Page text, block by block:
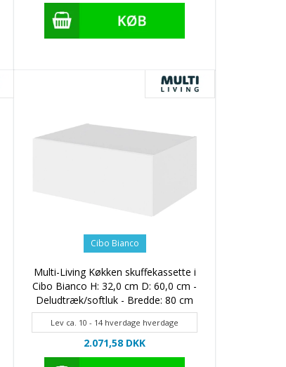
Cibo Bianco
Multi-Living Køkken skuffekassette i
Cibo Bianco H: 32,0 cm D: 60,0 cm -
Deludtræk/softluk - Bredde: 80 cm
Lev ca. 10 - 14 hverdage hverdage
2.071,58 DKK